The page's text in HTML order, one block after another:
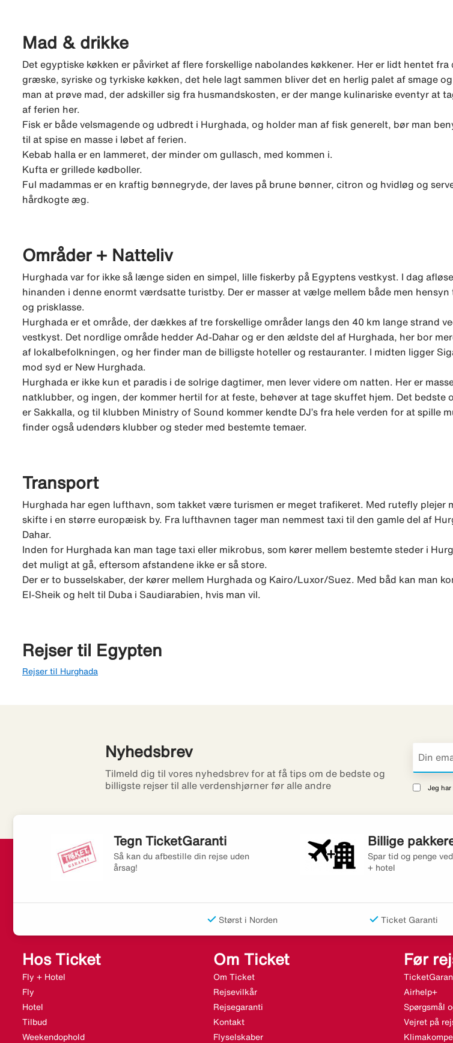
Mad & drikke
Det egyptiske køkken er påvirket af flere forskellige nabolandes køkkener. Her er lidt hentet fra
græske, syriske og tyrkiske køkken, det hele lagt sammen bliver det en herlig palet af smage
man at prøve mad, der adskiller sig fra husmandskosten, er der mange kulinariske eventyr at
af ferien her.
Fisk er både velsmagende og udbredt i Hurghada, og holder man af fisk generelt, bør man
til at spise en masse i løbet af ferien.
Kebab halla er en lammeret, der minder om gullasch, med kommen i.
Kufta er grillede kødboller.
Ful madammas er en kraftig bønnegryde, der laves på brune bønner, citron og hvidløg og
hårdkogte æg.
Områder + Natteliv
Hurghada var for ikke så længe siden en simpel, lille fiskerby på Egyptens vestkyst. I dag
hinanden i denne enormt værdsatte turistby. Der er masser at vælge mellem både men hensyn
og prisklasse.
Hurghada er et område, der dækkes af tre forskellige områder langs den 40 km lange strand
vestkyst. Det nordlige område hedder Ad-Dahar og er den ældste del af Hurghada, her bor
af lokalbefolkningen, og her finder man de billigste hoteller og restauranter. I midten ligger
mod syd er New Hurghada.
Hurghada er ikke kun et paradis i de solrige dagtimer, men lever videre om natten. Her er
natklubber, og ingen, der kommer hertil for at feste, behøver at tage skuffet hjem. Det bedste
er Sakkalla, og til klubben Ministry of Sound kommer kendte DJ’s fra hele verden for at spille
finder også udendørs klubber og steder med bestemte temaer.
Transport
Hurghada har egen lufthavn, som takket være turismen er meget trafikeret. Med rutefly plejer
skifte i en større europæisk by. Fra lufthavnen tager man nemmest taxi til den gamle del af
Dahar.
Inden for Hurghada kan man tage taxi eller mikrobus, som kører mellem bestemte steder i
det muligt at gå, eftersom afstandene ikke er så store.
Der er to busselskaber, der kører mellem Hurghada og Kairo/Luxor/Suez. Med båd kan man
El-Sheik og helt til Duba i Saudiarabien, hvis man vil.
Rejser til Egypten
Rejser til Hurghada
Nyhedsbrev
Tilmeld dig til vores nyhedsbrev for at få tips om de bedste og
billigste rejser til alle verdenshjørner før alle andre
Jeg
Tegn TicketGaranti
Så kan du afbestille din rejse uden
årsag!
Billige
Spar tid og penge
+ hotel
Størst i Norden Ticket Garanti
Hos Ticket
Fly + Hotel
Fly
Hotel
Tilbud
Weekendophold
Om Ticket
Om Ticket
Rejsevilkår
Rejsegaranti
Kontakt
Flyselskaber
Før
Airhelp+
Spørgsmål
Vejret på